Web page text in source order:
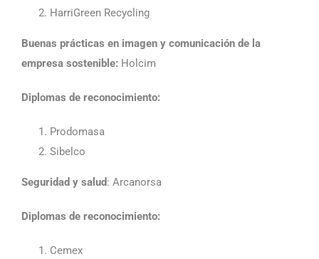
HarriGreen Recycling
Buenas prácticas en imagen y comunicación de la
empresa sostenible: Holcim
Diplomas de reconocimiento:
Prodomasa
Sibelco
Seguridad y salud: Arcanorsa
Diplomas de reconocimiento:
Cemex